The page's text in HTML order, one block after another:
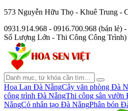
573 Nguyễn Hữu Thọ - Khuê Trung -
0931.914.968 - 0916.700.968 (bán lẻ)
Số Lượng Lớn - Thi Công Công Trình)
Hoa Lan Đà NẵngCây văn phòng Đà
công trình Đà NẵngThi công sân vườn
NẵngCỏ nhân tạo Đà NẵngPhân bón